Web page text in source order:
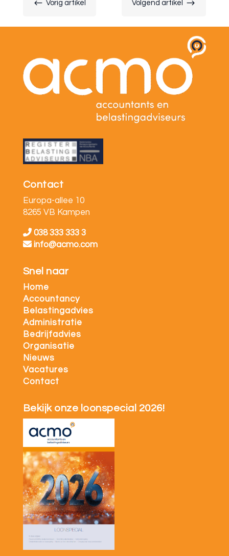
# Vorig artikel Volgend artikel $
Contact
Europa-allee 10
8265 VB Kampen
038 333 333 3
info@acmo.com
Snel naar
Home
Accountancy
Belastingadvies
Administratie
Bedrijfadvies
Organisatie
Nieuws
Vacatures
Contact
Bekijk onze loonspecial 2026!